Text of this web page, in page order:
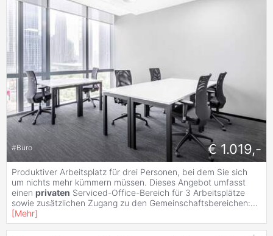
#Büro € 1.019,-
Produktiver Arbeitsplatz für drei Personen, bei dem Sie sich
um nichts mehr kümmern müssen. Dieses Angebot umfasst
einen privaten Serviced-Office-Bereich für 3 Arbeitsplätze
sowie zusätzlichen Zugang zu den Gemeinschaftsbereichen:...
[Mehr]